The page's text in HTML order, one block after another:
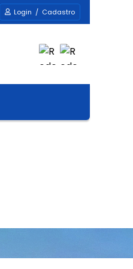
Login / Cadastro